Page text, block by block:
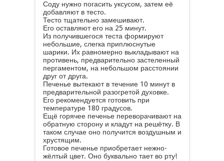
Соду нужно погасить уксусом, затем её
добавляют в тесто.
Тесто тщательно замешивают.
Его оставляют его на 25 минут.
Из получившегося теста формируют
небольшие, слегка приплюснутые
шарики. Их равномерно выкладывают на
противень, предварительно застеленный
пергаментом, на небольшом расстоянии
друг от друга.
Печенье вытекают в течение 10 минут в
предварительной разогретой духовке.
Его рекомендуется готовить при
температуре 180 градусов.
Ещё горячее печенье переворачивают на
обратную сторону и кладут на решётку. В
таком случае оно получится воздушным и
хрустящим.
Готовое печенье приобретает нежно-
жёлтый цвет. Оно буквально тает во рту!